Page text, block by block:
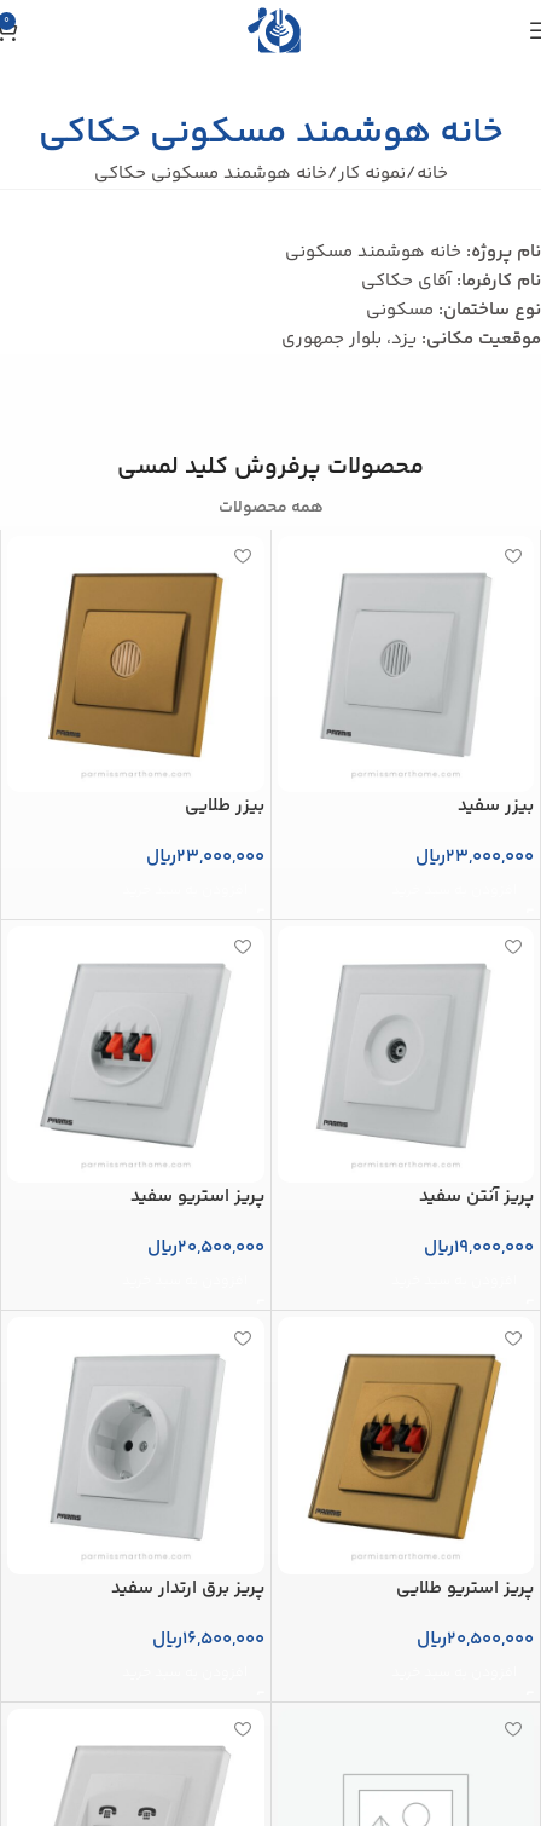
0
خانه هوشمند مسکونی حکاکی
خانه نمونه کار خانه هوشمند مسکونی حکاکی
نام پروژه: خانه هوشمند مسکونی
نام کارفرما:آقای حکاکی
نوع ساختمان: مسکونی
موقعیت مکانی: یزد، بلوار جمهوری
محصولات پرفروش کلید لمسی
همه محصولات
بیزر سفید
23,000,000ریال
بیزر طلایی
23,000,000ریال
پریز آنتن سفید
19,000,000ریال
پریز استریو سفید
20,500,000ریال
پریز استریو طلایی
20,500,000ریال
پریز برق ارتدار سفید
16,500,000ریال